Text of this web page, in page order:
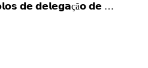
𝗱𝗲 𝗱𝗲𝗹𝗲𝗴𝗮çã𝗼 𝗱𝗲 …